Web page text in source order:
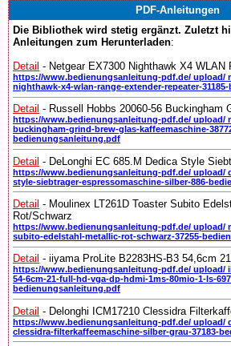
PDF-Anleitungen
Die Bibliothek wird stetig ergänzt. Zuletzt
Anleitungen zum Herunterladen:
Detail - Netgear EX7300 Nighthawk X4 WLAN
https://www.bedienungsanleitung-pdf.de/ upload/
nighthawk-x4-wlan-range-extender-repeater-
Detail - Russell Hobbs 20060-56 Buckingham
https://www.bedienungsanleitung-pdf.de/ upload/
buckingham-grind-brew-glas-kaffeemaschine-
bedienungsanleitung.pdf
Detail - DeLonghi EC 685.M Dedica Style
https://www.bedienungsanleitung-pdf.de/ upload/
style-siebtrager-espressomaschine-silber-886-
Detail - Moulinex LT261D Toaster Subito
Rot/Schwarz
https://www.bedienungsanleitung-pdf.de/ upload/
subito-edelstahl-metallic-rot-schwarz-37255-
Detail - iiyama ProLite B2283HS-B3 54,6cm
https://www.bedienungsanleitung-pdf.de/ upload/
54-6cm-21-full-hd-vga-dp-hdmi-1ms-80mio-1-ls-
bedienungsanleitung.pdf
Detail - Delonghi ICM17210 Clessidra
https://www.bedienungsanleitung-pdf.de/ upload/
clessidra-filterkaffeemaschine-silber-grau-37183-